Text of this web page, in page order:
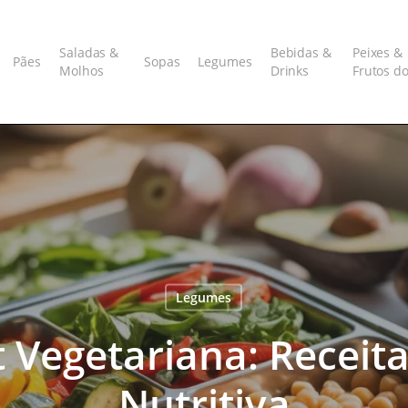
Pães
Saladas &
Molhos
Sopas Legumes
Bebidas &
Drinks
Peixes &
Frutos
Legumes